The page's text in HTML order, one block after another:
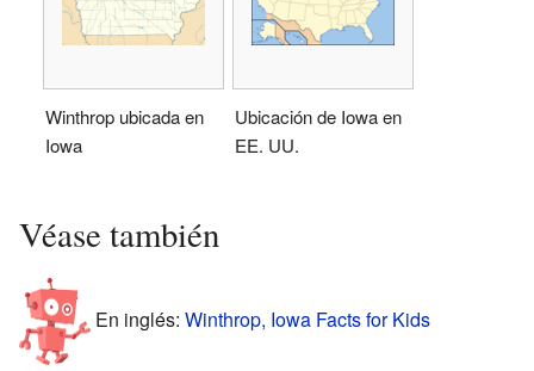
Winthrop ubicada en
Iowa
Ubicación de Iowa en
EE. UU.
Véase también
En inglés: Winthrop, Iowa Facts for Kids